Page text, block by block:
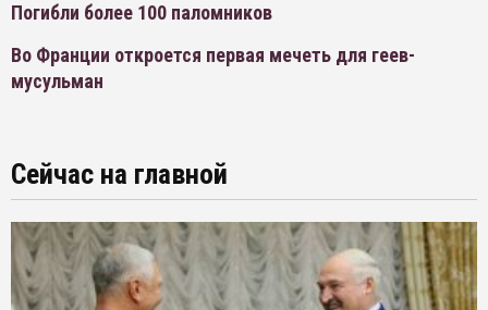
Погибли более 100 паломников
Во Франции откроется первая мечеть для геев-
мусульман
Сейчас на главной